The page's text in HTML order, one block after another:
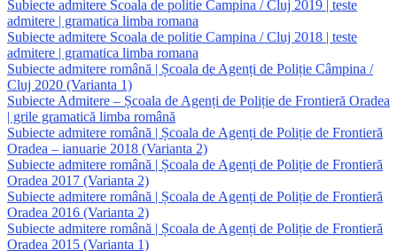
Subiecte admitere Scoala de politie Campina / Cluj 2019 | teste
admitere | gramatica limba romana
Subiecte admitere Scoala de politie Campina / Cluj 2018 | teste
admitere | gramatica limba romana
Subiecte admitere română | Școala de Agenți de Poliție Câmpina /
Cluj 2020 (Varianta 1)
Subiecte Admitere – Școala de Agenți de Poliție de Frontieră Oradea
| grile gramatică limba română
Subiecte admitere română | Școala de Agenți de Poliție de Frontieră
Oradea – ianuarie 2018 (Varianta 2)
Subiecte admitere română | Școala de Agenți de Poliție de Frontieră
Oradea 2017 (Varianta 2)
Subiecte admitere română | Școala de Agenți de Poliție de Frontieră
Oradea 2016 (Varianta 2)
Subiecte admitere română | Școala de Agenți de Poliție de Frontieră
Oradea 2015 (Varianta 1)